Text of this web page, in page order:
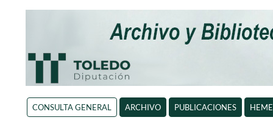
CONSULTA GENERAL ARCHIVO PUBLICACIONES